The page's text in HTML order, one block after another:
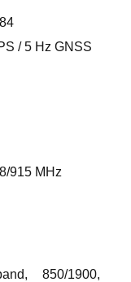
/ 5 Hz GNSS
915 MHz
850/1900,